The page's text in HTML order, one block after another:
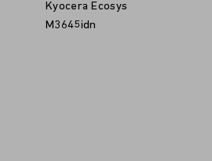
Kyocera Ecosys
M3645idn